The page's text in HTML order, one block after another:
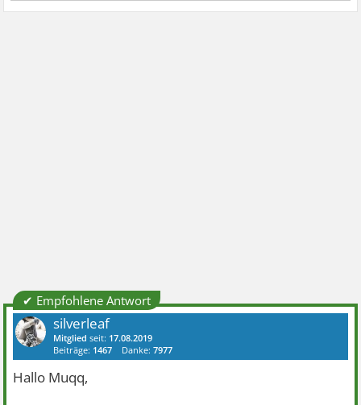
✔ Empfohlene Antwort
silverleaf
Mitglied seit: 17.08.2019
Beiträge: 1467 Danke:7977
Hallo Muqq,